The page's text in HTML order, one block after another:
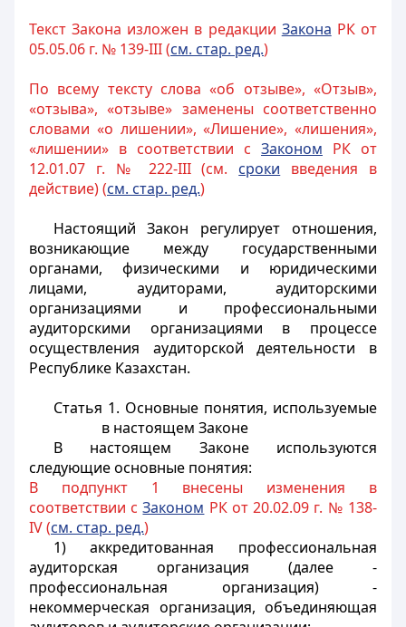
Текст Закона изложен в редакции Закона РК от
05.05.06 г. № 139-III (см. стар. ред.)
По всему тексту слова «об отзыве», «Отзыв»,
«отзыва», «отзыве» заменены соответственно
словами «о лишении», «Лишение», «лишения»,
«лишении» в соответствии с Законом РК от
12.01.07 г. № 222-III (см. сроки введения в
действие) (см. стар. ред.)
Настоящий Закон регулирует отношения,
возникающие между государственными
органами, физическими и юридическими
лицами, аудиторами, аудиторскими
организациями и профессиональными
аудиторскими организациями в процессе
осуществления аудиторской деятельности в
Республике Казахстан.
Статья 1. Основные понятия, используемые
в настоящем Законе
В настоящем Законе используются
следующие основные понятия:
В подпункт 1 внесены изменения в
соответствии сЗаконом РК от 20.02.09 г. № 138-
IV (см. стар. ред.)
1) аккредитованная профессиональная
аудиторская организация (далее -
профессиональная организация) -
некоммерческая организация, объединяющая